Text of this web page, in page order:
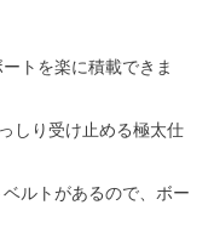
トを楽に積載できま
しり受け止める極太仕
ルトがあるので、ボー